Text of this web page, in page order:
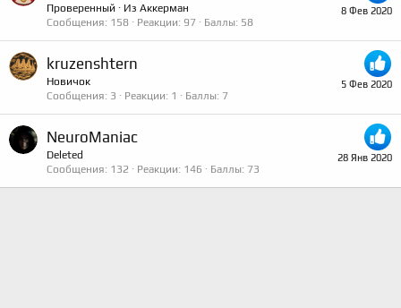
8 Фев 2020
Проверенный · Из Аккерман
Сообщения 158 Реакции 97 Баллы 58
5 Фев 2020
kruzenshtern
Новичок
Сообщения 3 Реакции 1 Баллы 7
28 Янв 2020
NeuroManiac
Deleted
Сообщения 132 Реакции 146 Баллы 73